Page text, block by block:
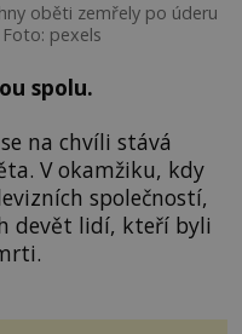
oběti zemřely po úderu
pexels
spolu.
na chvíli stává
V okamžiku, kdy
společností,
devět lidí, kteří byli